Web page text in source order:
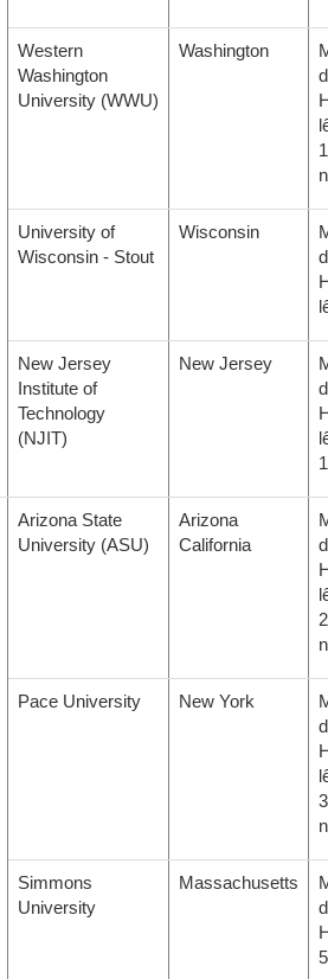
Western
Washington
University (WWU)
Washington
University of
Wisconsin - Stout
Wisconsin
New Jersey
Institute of
Technology
(NJIT)
New Jersey
Arizona State
University (ASU)
Arizona
California
Pace University New York
Simmons
University
Massachusetts